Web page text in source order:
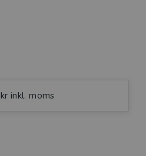
inkl. moms